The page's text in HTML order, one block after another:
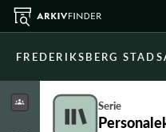
FREDERIKSBERG
Serie